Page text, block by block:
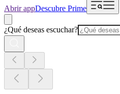
Abrir appDescubre Prime
¿Qué deseas escuchar?